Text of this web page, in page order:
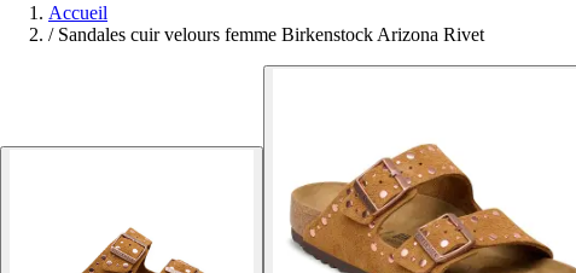
Accueil
/ Sandales cuir velours femme Birkenstock Arizona Rivet